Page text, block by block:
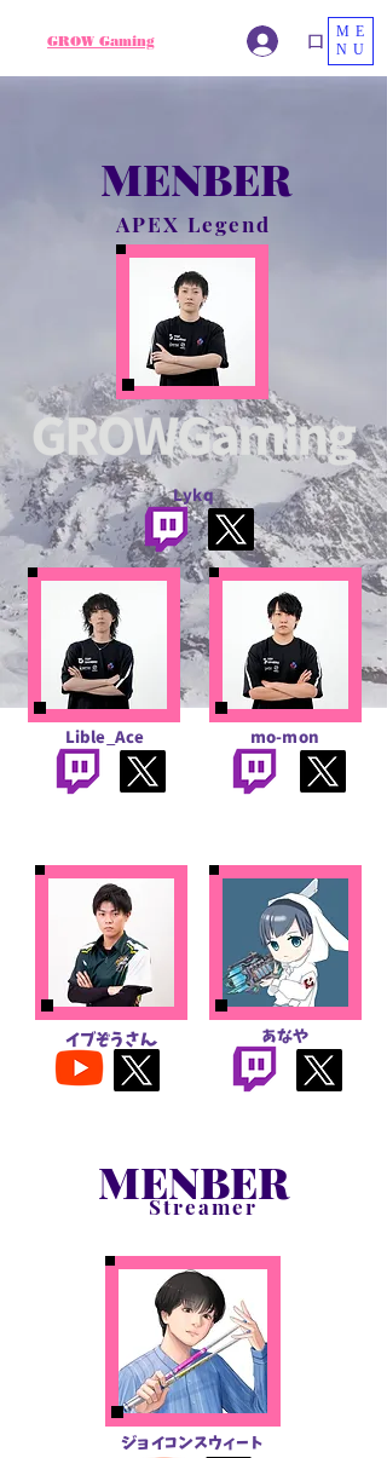
GROW Gaming ログイン
ME
NU
MENBER
APEX Legend
Lykq
Lible_Ace mo-mon
​イブぞうさん ​あなや
MENBER
​Streamer
​ジョイコンスウィート